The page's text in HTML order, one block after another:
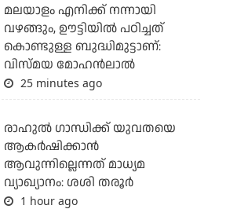
മലയാളം എനിക്ക് നന്നായി
വഴങ്ങും, ഊട്ടിയില്‍ പഠിച്ചത്
കൊണ്ടുള്ള ബുദ്ധിമുട്ടാണ്:
വിസ്മയ മോഹന്‍ലാല്‍
25 minutes ago
രാഹുല്‍ ഗാന്ധിക്ക് യുവതയെ
ആകര്‍ഷിക്കാന്‍
ആവുന്നില്ലെന്നത് മാധ്യമ
വ്യാഖ്യാനം: ശശി തരൂര്‍
1 hour ago